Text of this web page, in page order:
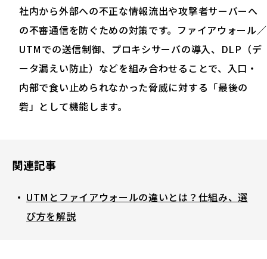
社内から外部への不正な情報流出や攻撃者サーバーへ
の不審通信を防ぐための対策です。ファイアウォール／
UTMでの送信制御、プロキシサーバの導入、DLP（デ
ータ漏えい防止）などを組み合わせることで、入口・
内部で食い止められなかった脅威に対する「最後の
砦」として機能します。
関連記事
UTMとファイアウォールの違いとは？仕組み、選
び方を解説